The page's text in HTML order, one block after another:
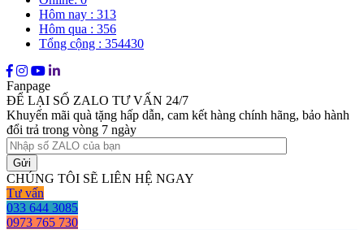
Hôm nay : 313
Hôm qua : 356
Tổng cộng : 354430
Fanpage
ĐỂ LẠI SỐ ZALO TƯ VẤN 24/7
Khuyến mãi quà tặng hấp dẫn, cam kết hàng chính hãng, bảo hành
đổi trả trong vòng 7 ngày
CHÚNG TÔI SẼ LIÊN HỆ NGAY
Tư vấn
033 644 3085
0973 765 730